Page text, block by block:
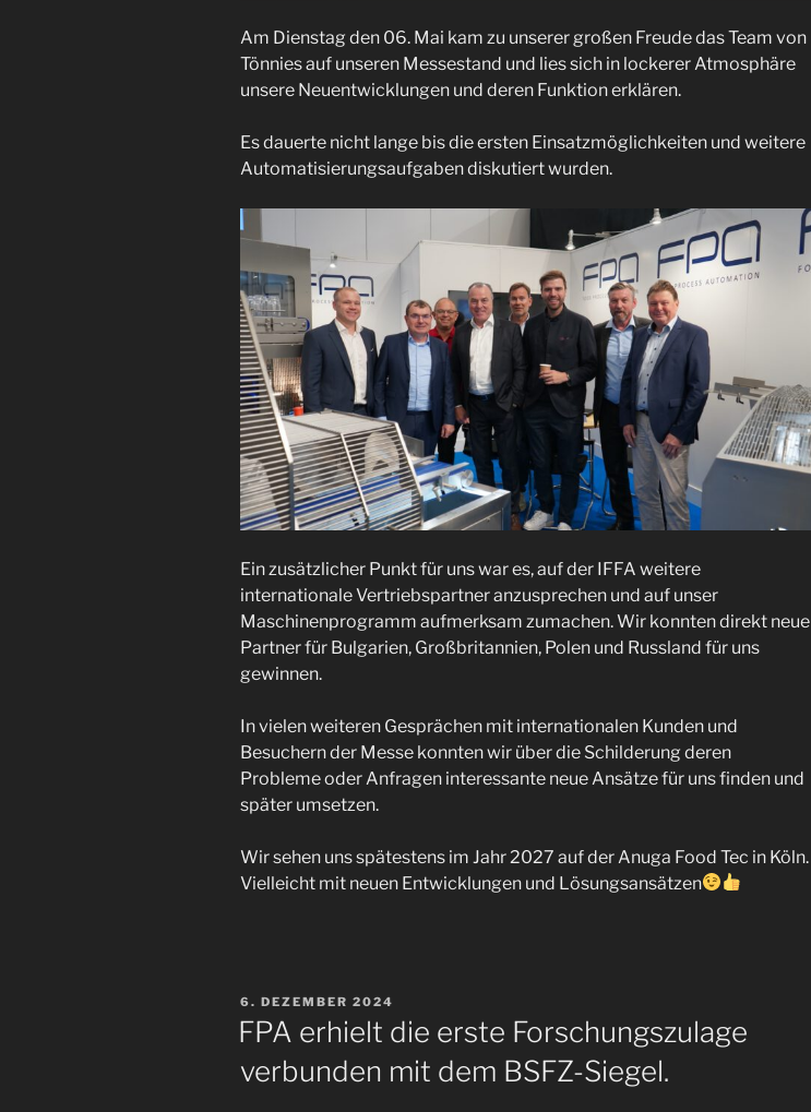
Am Dienstag den 06. Mai kam zu unserer großen Freude das Team von
Tönnies auf unseren Messestand und lies sich in lockerer Atmosphäre
unsere Neuentwicklungen und deren Funktion erklären.
Es dauerte nicht lange bis die ersten Einsatzmöglichkeiten und weitere
Automatisierungsaufgaben diskutiert wurden.
Ein zusätzlicher Punkt für uns war es, auf der IFFA weitere
internationale Vertriebspartner anzusprechen und auf unser
Maschinenprogramm aufmerksam zumachen. Wir konnten direkt neue
Partner für Bulgarien, Großbritannien, Polen und Russland für uns
gewinnen.
In vielen weiteren Gesprächen mit internationalen Kunden und
Besuchern der Messe konnten wir über die Schilderung deren
Probleme oder Anfragen interessante neue Ansätze für uns finden und
später umsetzen.
Wir sehen uns spätestens im Jahr 2027 auf der Anuga Food Tec in Köln.
Vielleicht mit neuen Entwicklungen und Lösungsansätzen
VERÖFFENTLICHT
AM
6. DEZEMBER 2024
FPA erhielt die erste Forschungszulage
verbunden mit dem BSFZ-Siegel.